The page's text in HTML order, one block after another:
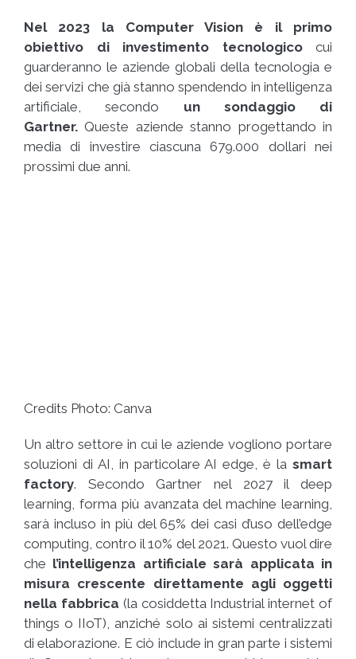
Nel 2023 la Computer Vision è il primo
obiettivo di investimento tecnologicocui
guarderanno le aziende globali della tecnologia e
dei servizi che già stanno spendendo in intelligenza
artificiale, secondo un sondaggio di
Gartner. Queste aziende stanno progettando in
media di investire ciascuna 679.000 dollari nei
prossimi due anni.
Credits Photo: Canva
Un altro settore in cui le aziende vogliono portare
soluzioni di AI, in particolare AI edge, è la smart
factory. Secondo Gartner nel 2027 il deep
learning, forma più avanzata del machine learning,
sarà incluso in più del 65% dei casi d’uso dell’edge
computing, contro il 10% del 2021. Questo vuol dire
che l’intelligenza artificiale sarà applicata in
misura crescente direttamente agli oggetti
nella fabbrica (la cosiddetta Industrial internet of
things o IIoT), anziché solo ai sistemi centralizzati
di elaborazione. E ciò include in gran parte i sistemi